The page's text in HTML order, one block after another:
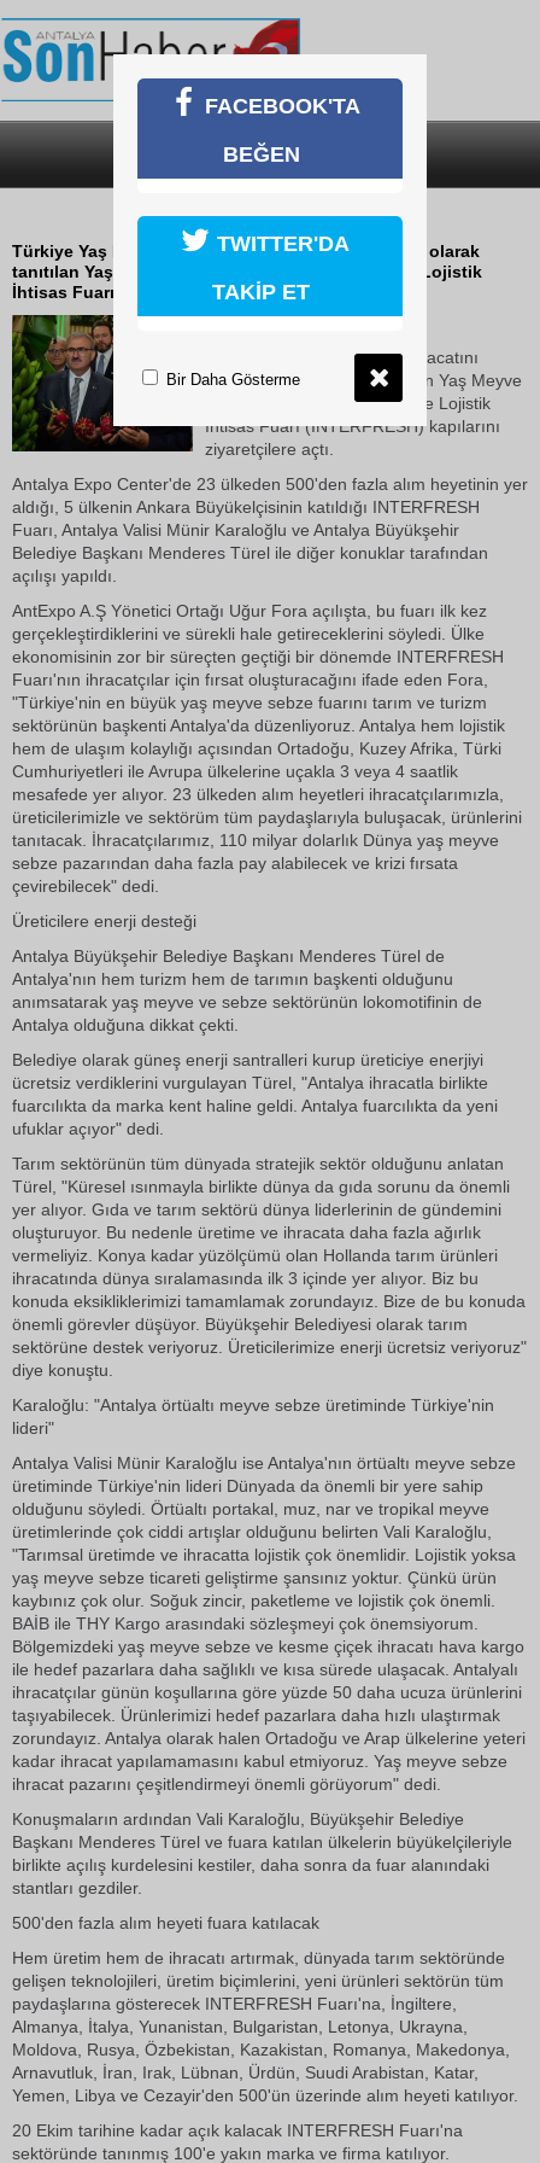
SON DAKİKA
INTERFRESH FUARI AÇILDI
Türkiye Yaş Meyve Sebze ihracatını artıracak proje olarak
tanıtılan Yaş Meyve Sebze, Depolama, Ambalaj ve Lojistik
İhtisas Fuarı (INTERFRESH) kapılarını...
Türkiye Yaş Meyve Sebze ihracatını
artıracak proje olarak tanıtılan Yaş Meyve
Sebze, Depolama, Ambalaj ve Lojistik
İhtisas Fuarı (INTERFRESH) kapılarını
ziyaretçilere açtı.
Antalya Expo Center'de 23 ülkeden 500'den fazla alım heyetinin yer
aldığı, 5 ülkenin Ankara Büyükelçisinin katıldığı INTERFRESH
Fuarı, Antalya Valisi Münir Karaloğlu ve Antalya Büyükşehir
Belediye Başkanı Menderes Türel ile diğer konuklar tarafından
açılışı yapıldı.
AntExpo A.Ş Yönetici Ortağı Uğur Fora açılışta, bu fuarı ilk kez
gerçekleştirdiklerini ve sürekli hale getireceklerini söyledi. Ülke
ekonomisinin zor bir süreçten geçtiği bir dönemde INTERFRESH
Fuarı'nın ihracatçılar için fırsat oluşturacağını ifade eden Fora,
"Türkiye'nin en büyük yaş meyve sebze fuarını tarım ve turizm
sektörünün başkenti Antalya'da düzenliyoruz. Antalya hem lojistik
hem de ulaşım kolaylığı açısından Ortadoğu, Kuzey Afrika, Türki
Cumhuriyetleri ile Avrupa ülkelerine uçakla 3 veya 4 saatlik
mesafede yer alıyor. 23 ülkeden alım heyetleri ihracatçılarımızla,
üreticilerimizle ve sektörüm tüm paydaşlarıyla buluşacak, ürünlerini
tanıtacak. İhracatçılarımız, 110 milyar dolarlık Dünya yaş meyve
sebze pazarından daha fazla pay alabilecek ve krizi fırsata
çevirebilecek" dedi.
Üreticilere enerji desteği
Antalya Büyükşehir Belediye Başkanı Menderes Türel de
Antalya'nın hem turizm hem de tarımın başkenti olduğunu
anımsatarak yaş meyve ve sebze sektörünün lokomotifinin de
Antalya olduğuna dikkat çekti.
Belediye olarak güneş enerji santralleri kurup üreticiye enerjiyi
ücretsiz verdiklerini vurgulayan Türel, "Antalya ihracatla birlikte
fuarcılıkta da marka kent haline geldi. Antalya fuarcılıkta da yeni
ufuklar açıyor" dedi.
Tarım sektörünün tüm dünyada stratejik sektör olduğunu anlatan
Türel, "Küresel ısınmayla birlikte dünya da gıda sorunu da önemli
yer alıyor. Gıda ve tarım sektörü dünya liderlerinin de gündemini
oluşturuyor. Bu nedenle üretime ve ihracata daha fazla ağırlık
vermeliyiz. Konya kadar yüzölçümü olan Hollanda tarım ürünleri
ihracatında dünya sıralamasında ilk 3 içinde yer alıyor. Biz bu
konuda eksikliklerimizi tamamlamak zorundayız. Bize de bu konuda
önemli görevler düşüyor. Büyükşehir Belediyesi olarak tarım
sektörüne destek veriyoruz. Üreticilerimize enerji ücretsiz veriyoruz"
diye konuştu.
Karaloğlu: "Antalya örtüaltı meyve sebze üretiminde Türkiye'nin
lideri"
Antalya Valisi Münir Karaloğlu ise Antalya'nın örtüaltı meyve sebze
üretiminde Türkiye'nin lideri Dünyada da önemli bir yere sahip
olduğunu söyledi. Örtüaltı portakal, muz, nar ve tropikal meyve
üretimlerinde çok ciddi artışlar olduğunu belirten Vali Karaloğlu,
"Tarımsal üretimde ve ihracatta lojistik çok önemlidir. Lojistik yoksa
yaş meyve sebze ticareti geliştirme şansınız yoktur. Çünkü ürün
kaybınız çok olur. Soğuk zincir, paketleme ve lojistik çok önemli.
BAİB ile THY Kargo arasındaki sözleşmeyi çok önemsiyorum.
Bölgemizdeki yaş meyve sebze ve kesme çiçek ihracatı hava kargo
ile hedef pazarlara daha sağlıklı ve kısa sürede ulaşacak. Antalyalı
ihracatçılar günün koşullarına göre yüzde 50 daha ucuza ürünlerini
taşıyabilecek. Ürünlerimizi hedef pazarlara daha hızlı ulaştırmak
zorundayız. Antalya olarak halen Ortadoğu ve Arap ülkelerine yeteri
kadar ihracat yapılamamasını kabul etmiyoruz. Yaş meyve sebze
ihracat pazarını çeşitlendirmeyi önemli görüyorum" dedi.
Konuşmaların ardından Vali Karaloğlu, Büyükşehir Belediye
Başkanı Menderes Türel ve fuara katılan ülkelerin büyükelçileriyle
birlikte açılış kurdelesini kestiler, daha sonra da fuar alanındaki
stantları gezdiler.
500'den fazla alım heyeti fuara katılacak
Hem üretim hem de ihracatı artırmak, dünyada tarım sektöründe
gelişen teknolojileri, üretim biçimlerini, yeni ürünleri sektörün tüm
paydaşlarına gösterecek INTERFRESH Fuarı'na, İngiltere,
Almanya, İtalya, Yunanistan, Bulgaristan, Letonya, Ukrayna,
Moldova, Rusya, Özbekistan, Kazakistan, Romanya, Makedonya,
Arnavutluk, İran, Irak, Lübnan, Ürdün, Suudi Arabistan, Katar,
Yemen, Libya ve Cezayir'den 500'ün üzerinde alım heyeti katılıyor.
20 Ekim tarihine kadar açık kalacak INTERFRESH Fuarı'na
sektöründe tanınmış 100'e yakın marka ve firma katılıyor.
FACEBOOK'TA
BEĞEN
TWITTER'DA
TAKİP ET
Bir Daha Gösterme